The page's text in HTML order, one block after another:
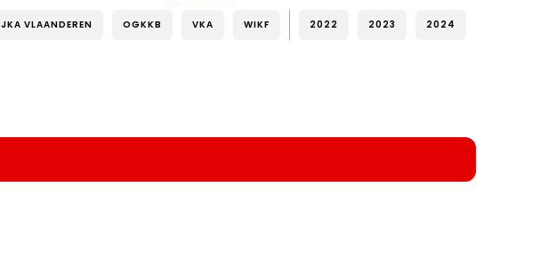
JKA VLAANDEREN OGKKB VKA WIKF 2022 2023 2024